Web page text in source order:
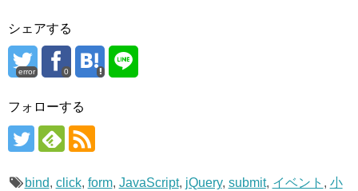
シェアする
error 0
フォローする
bind, click, form, JavaScript, jQuery, submit, イベント , 小